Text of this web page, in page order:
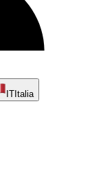
IT Italia